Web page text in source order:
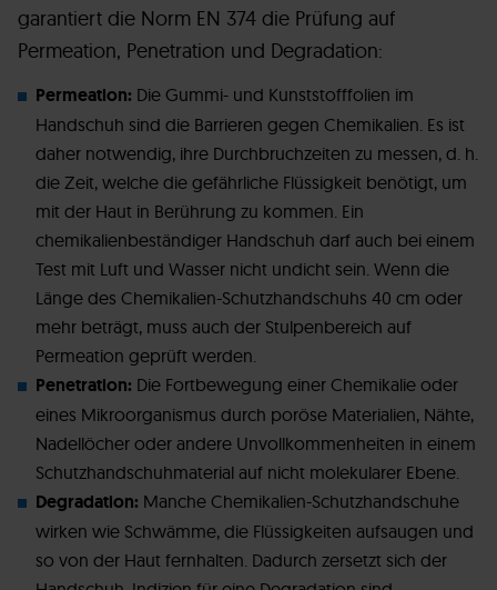
garantiert die Norm EN 374 die Prüfung auf
Permeation, Penetration und Degradation:
Permeation: Die Gummi- und Kunststofffolien im
Handschuh sind die Barrieren gegen Chemikalien. Es ist
daher notwendig, ihre Durchbruchzeiten zu messen, d. h.
die Zeit, welche die gefährliche Flüssigkeit benötigt, um
mit der Haut in Berührung zu kommen. Ein
chemikalienbeständiger Handschuh darf auch bei einem
Test mit Luft und Wasser nicht undicht sein. Wenn die
Länge des Chemikalien-Schutzhandschuhs 40 cm oder
mehr beträgt, muss auch der Stulpenbereich auf
Permeation geprüft werden.
Penetration: Die Fortbewegung einer Chemikalie oder
eines Mikroorganismus durch poröse Materialien, Nähte,
Nadellöcher oder andere Unvollkommenheiten in einem
Schutzhandschuhmaterial auf nicht molekularer Ebene.
Degradation: Manche Chemikalien-Schutzhandschuhe
wirken wie Schwämme, die Flüssigkeiten aufsaugen und
so von der Haut fernhalten. Dadurch zersetzt sich der